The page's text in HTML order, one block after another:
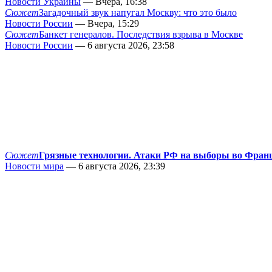
СюжетЗагадочный звук напугал Москву: что это было
Новости России — Вчера, 15:29
СюжетБанкет генералов. Последствия взрыва в Москве
Новости России — 6 августа 2026, 23:58
СюжетГрязные технологии. Атаки РФ на выборы во
Новости мира — 6 августа 2026, 23:39